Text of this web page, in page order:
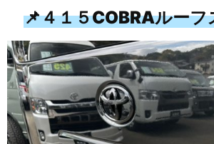
📌４１５COBRAルー